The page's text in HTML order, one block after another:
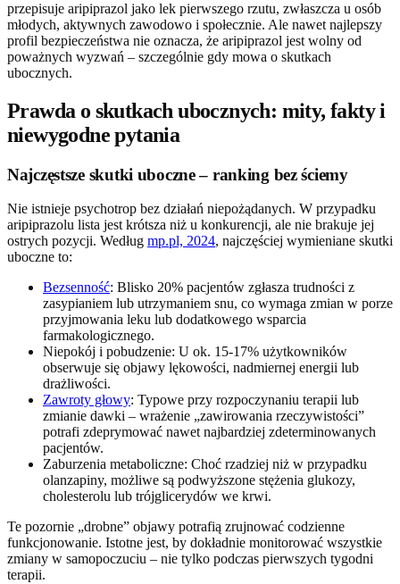
przepisuje aripiprazol jako lek pierwszego rzutu, zwłaszcza u osób
młodych, aktywnych zawodowo i społecznie. Ale nawet najlepszy
profil bezpieczeństwa nie oznacza, że aripiprazol jest wolny od
poważnych wyzwań – szczególnie gdy mowa o skutkach
ubocznych.
Prawda o skutkach ubocznych: mity, fakty i
niewygodne pytania
Najczęstsze skutki uboczne – ranking bez ściemy
Nie istnieje psychotrop bez działań niepożądanych. W przypadku
aripiprazolu lista jest krótsza niż u konkurencji, ale nie brakuje jej
ostrych pozycji. Według mp.pl, 2024, najczęściej wymieniane skutki
uboczne to:
Bezsenność: Blisko 20% pacjentów zgłasza trudności z
zasypianiem lub utrzymaniem snu, co wymaga zmian w porze
przyjmowania leku lub dodatkowego wsparcia
farmakologicznego.
Niepokój i pobudzenie: U ok. 15-17% użytkowników
obserwuje się objawy lękowości, nadmiernej energii lub
drażliwości.
Zawroty głowy: Typowe przy rozpoczynaniu terapii lub
zmianie dawki – wrażenie „zawirowania rzeczywistości”
potrafi zdeprymować nawet najbardziej zdeterminowanych
pacjentów.
Zaburzenia metaboliczne: Choć rzadziej niż w przypadku
olanzapiny, możliwe są podwyższone stężenia glukozy,
cholesterolu lub trójglicerydów we krwi.
Te pozornie „drobne” objawy potrafią zrujnować codzienne
funkcjonowanie. Istotne jest, by dokładnie monitorować wszystkie
zmiany w samopoczuciu – nie tylko podczas pierwszych tygodni
terapii.